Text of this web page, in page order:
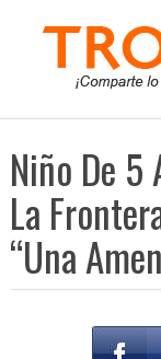
Niño De 5
La
“Una